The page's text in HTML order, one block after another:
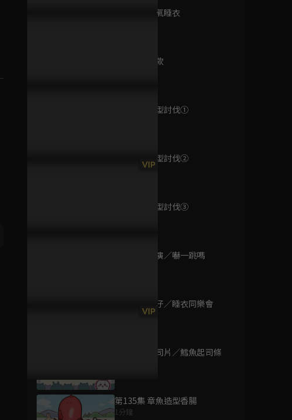
第127集 人氣睡衣
第128集 同款
第129集 大型討伐①
第130集 大型討伐②
第131集 大型討伐③
第132集 表演／嚇一跳嗎
第133集 蜆仔／睡衣同樂會
第134集 起司片／鱈魚起司條
第135集 章魚造型香腸
1分鐘
卡片戰鬥先導者
已完結 / 共 13 集
VIP巴黎黑幫 阿帕契
已完結 / 共 25 集
VIP 大偵探福爾摩斯-逃
好康資訊